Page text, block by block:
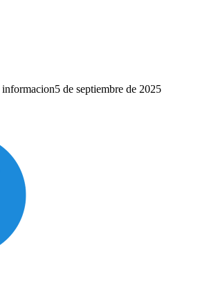
informacion5 de septiembre de 2025